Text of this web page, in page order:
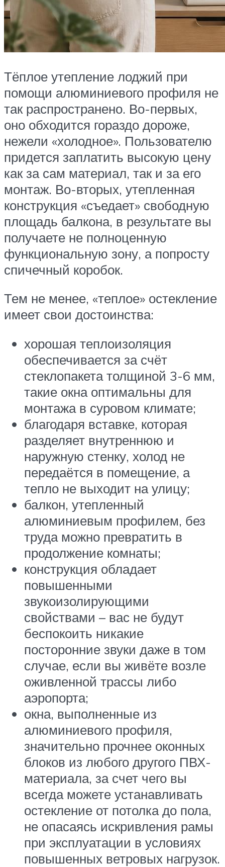
Тёплое утепление лоджий при
помощи алюминиевого профиля не
так распространено. Во-первых,
оно обходится гораздо дороже,
нежели «холодное». Пользователю
придется заплатить высокую цену
как за сам материал, так и за его
монтаж. Во-вторых, утепленная
конструкция «съедает» свободную
площадь балкона, в результате вы
получаете не полноценную
функциональную зону, а попросту
спичечный коробок.
Тем не менее, «теплое» остекление
имеет свои достоинства:
хорошая теплоизоляция
обеспечивается за счёт
стеклопакета толщиной 3-6 мм,
такие окна оптимальны для
монтажа в суровом климате;
благодаря вставке, которая
разделяет внутреннюю и
наружную стенку, холод не
передаётся в помещение, а
тепло не выходит на улицу;
балкон, утепленный
алюминиевым профилем, без
труда можно превратить в
продолжение комнаты;
конструкция обладает
повышенными
звукоизолирующими
свойствами – вас не будут
беспокоить никакие
посторонние звуки даже в том
случае, если вы живёте возле
оживленной трассы либо
аэропорта;
окна, выполненные из
алюминиевого профиля,
значительно прочнее оконных
блоков из любого другого ПВХ-
материала, за счет чего вы
всегда можете устанавливать
остекление от потолка до пола,
не опасаясь искривления рамы
при эксплуатации в условиях
повышенных ветровых нагрузок.